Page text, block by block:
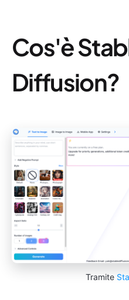
Cos'è
Diffusion?
Tramite